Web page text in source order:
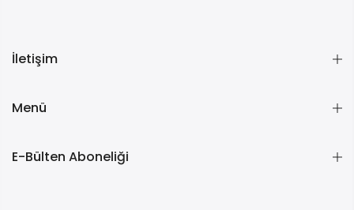
İletişim
Menü
E-Bülten Aboneliği